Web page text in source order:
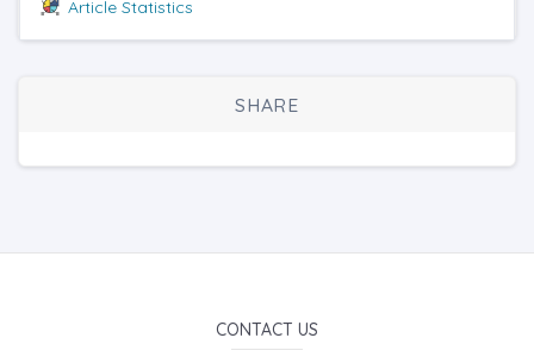
Article Statistics
SHARE
CONTACT US